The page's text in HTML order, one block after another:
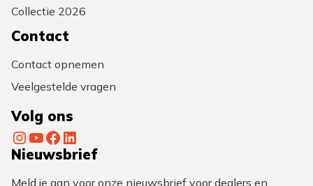
Collectie 2026
Contact
Contact opnemen
Veelgestelde vragen
Volg ons
InstagramYouTube Facebook LinkedIn
Nieuwsbrief
Meld je aan voor onze nieuwsbrief voor dealers en